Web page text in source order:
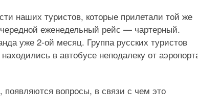
наших туристов, которые прилетали той же
еженедельный рейс — чартерный.
уже 2-ой месяц. Группа русских туристов
в автобусе неподалеку от
появляются вопросы, в связи с чем это